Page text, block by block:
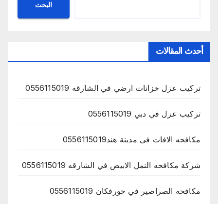
البحث
أحدث المقالات
تركيب عزل خزانات ارضي في الشارقه 0556115019
تركيب عزل في دبي 0556115019
مكافحه الافات في مدينة هند0556115019
شركة مكافحه النمل الابيض في الشارقه 0556115019
مكافحه الصراصير في خورفكان 0556115019